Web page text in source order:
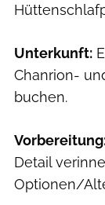
Unterkunft:
Chanrion-
buchen.
Detail
Optionen/